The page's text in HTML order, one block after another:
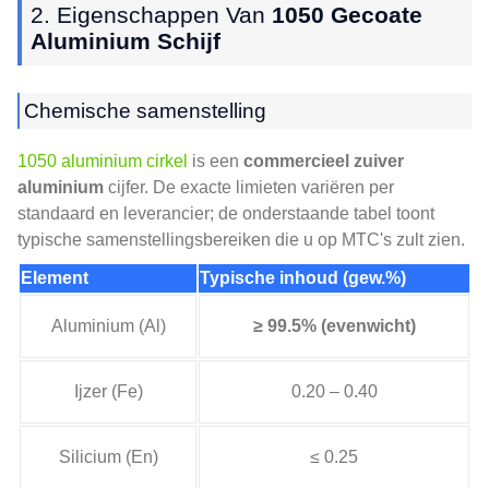
2. Eigenschappen Van 1050 Gecoate
Aluminium Schijf
Chemische samenstelling
1050 aluminium cirkel is een commercieel zuiver
aluminium cijfer. De exacte limieten variëren per
standaard en leverancier; de onderstaande tabel toont
typische samenstellingsbereiken die u op MTC's zult zien.
Element Typische inhoud (gew.%)
Aluminium (Al) ≥ 99.5% (evenwicht)
Ijzer (Fe) 0.20 – 0.40
Silicium (En) ≤ 0.25